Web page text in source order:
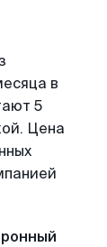
в
5
Цена